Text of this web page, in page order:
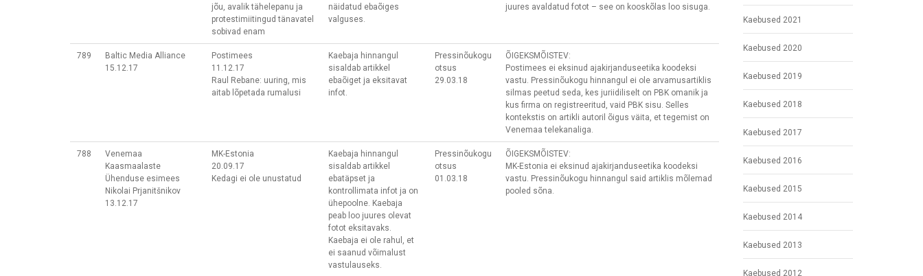
jõu, avalik tähelepanu ja
protestimiitingud tänavatel
sobivad enam
näidatud ebaõiges
valguses.
juures avaldatud fotot – see on kooskõlas loo sisuga.
789
Baltic Media Alliance
15.12.17
Postimees
11.12.17
Raul Rebane: uuring, mis
aitab lõpetada rumalusi
Kaebaja hinnangul
sisaldab artikkel
ebaõiget ja eksitavat
infot.
Pressinõukogu
otsus
29.03.18
ÕIGEKSMÕISTEV:
Postimees ei eksinud ajakirjanduseetika koodeksi
vastu. Pressinõukogu hinnangul ei ole arvamusartiklis
silmas peetud seda, kes juriidiliselt on PBK omanik ja
kus firma on registreeritud, vaid PBK sisu. Selles
kontekstis on artikli autoril õigus väita, et tegemist on
Venemaa telekanaliga.
788
Venemaa
Kaasmaalaste
Ühenduse esimees
Nikolai Prjanitšnikov
13.12.17
MK-Estonia
20.09.17
Kedagi ei ole unustatud
Kaebaja hinnangul
sisaldab artikkel
ebatäpset ja
kontrollimata infot ja on
ühepoolne. Kaebaja
peab loo juures olevat
fotot eksitavaks.
Kaebaja ei ole rahul, et
ei saanud võimalust
vastulauseks.
Pressinõukogu
otsus
01.03.18
ÕIGEKSMÕISTEV:
MK-Estonia ei eksinud ajakirjanduseetika koodeksi
vastu. Pressinõukogu hinnangul said artiklis mõlemad
pooled sõna.
Kaebused 2021
Kaebused 2020
Kaebused 2019
Kaebused 2018
Kaebused 2017
Kaebused 2016
Kaebused 2015
Kaebused 2014
Kaebused 2013
Kaebused 2012